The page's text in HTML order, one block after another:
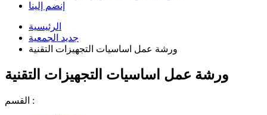
إنضم إلينا
الرئيسية
جديد الجمعية
ورشة عمل اساسيات التجهيزات التقنية
ورشة عمل اساسيات التجهيزات التقنية
القسم :